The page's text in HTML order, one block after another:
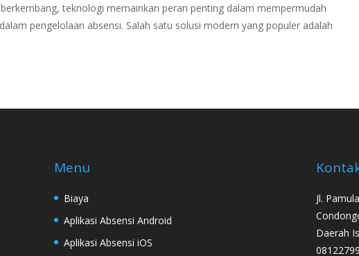
teknologi memainkan peran penting dalam mempermudah
pengelolaan absensi. Salah satu solusi modern yang populer adalah
Menu
Biaya
Aplikasi Absensi Android
Aplikasi Absensi iOS
Jl.
Daerah